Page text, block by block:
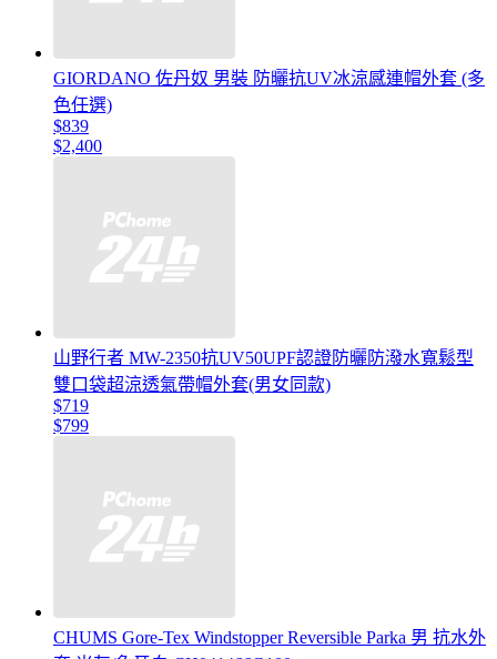
GIORDANO 佐丹奴 男裝 防曬抗UV冰涼感連帽外套 (多
色任選)
$839
$2,400
山野行者 MW-2350抗UV50UPF認證防曬防潑水寬鬆型
雙口袋超涼透氣帶帽外套(男女同款)
$719
$799
CHUMS Gore-Tex Windstopper Reversible Parka 男 抗水外